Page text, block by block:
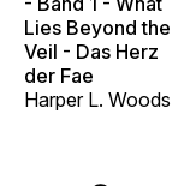
Lies Beyond the
Veil - Das Herz
der Fae
Harper L. Woods